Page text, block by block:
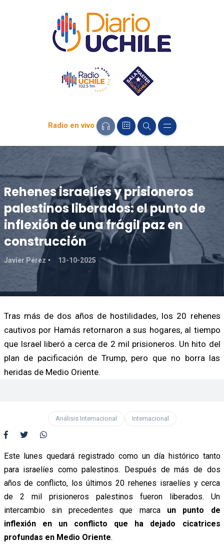
Radio en vivo
Rehenes israelíes y prisioneros
palestinos liberados: el punto de
inflexión de una frágil paz en
construcción
Javier Pérez 13-10-2025
Tras más de dos años de hostilidades, los 20 rehenes
cautivos por Hamás retornaron a sus hogares, al tiempo
que Israel liberó a cerca de 2 mil prisioneros. Un hito del
plan de pacificación de Trump, pero que no borra las
heridas de Medio Oriente.
Análisis Internacional Internacional
Este lunes quedará registrado como un día histórico tanto
para israelíes como palestinos. Después de más de dos
años de conflicto, los últimos 20 rehenes israelíes y cerca
de 2 mil prisioneros palestinos fueron liberados. Un
intercambio sin precedentes que marca un punto de
inflexión en un conflicto que ha dejado cicatrices
profundas en Medio Oriente.